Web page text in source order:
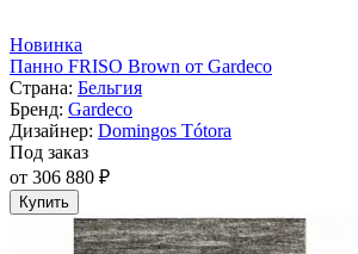
Новинка
Панно FRISO Brown от Gardeco
Страна: Бельгия
Бренд: Gardeco
Дизайнер: Domingos Tótora
Под заказ
от 306 880 ₽
Купить